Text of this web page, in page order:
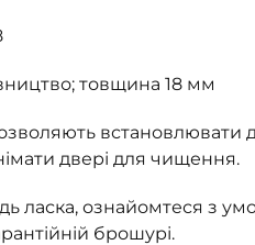
товщина 18 мм
встановлювати
двері для чищення.
ласка, ознайомтеся з
брошурі.